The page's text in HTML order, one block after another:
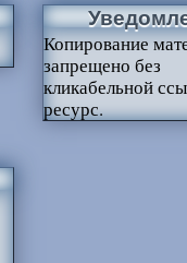
Копирование
запрещено без
кликабельной
ресурс.